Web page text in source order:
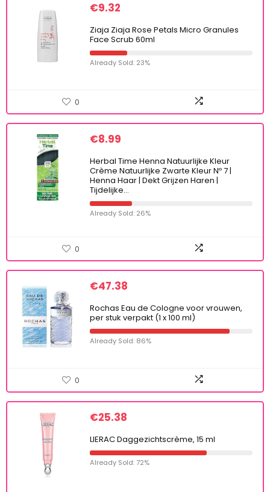
€9.32
Ziaja Ziaja Rose Petals Micro Granules
Face Scrub 60ml
Already Sold: 23%
0
€8.99
Herbal Time Henna Natuurlijke Kleur
Crème Natuurlijke Zwarte Kleur Nº 7 |
Henna Haar | Dekt Grijzen Haren |
Tijdelijke…
Already Sold: 26%
0
€47.38
Rochas Eau de Cologne voor vrouwen,
per stuk verpakt (1 x 100 ml)
Already Sold: 86%
0
€25.38
LIERAC Daggezichtscrème, 15 ml
Already Sold: 72%